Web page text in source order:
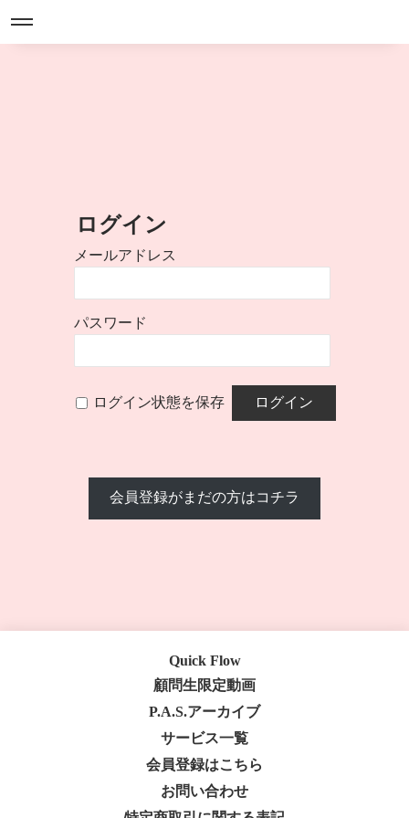
ログイン
メールアドレス
パスワード
ログイン状態を保存
会員登録がまだの方はコチラ
Quick Flow
顧問生限定動画
P.A.S.アーカイブ
サービス一覧
会員登録はこちら
お問い合わせ